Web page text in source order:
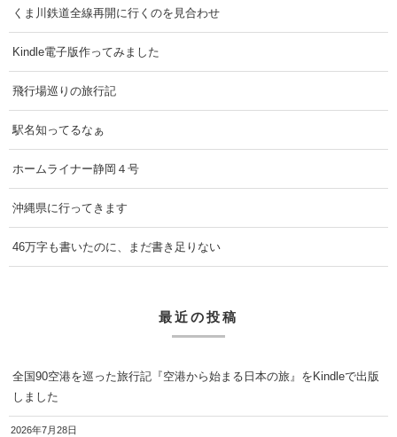
くま川鉄道全線再開に行くのを見合わせ
Kindle電子版作ってみました
飛行場巡りの旅行記
駅名知ってるなぁ
ホームライナー静岡４号
沖縄県に行ってきます
46万字も書いたのに、まだ書き足りない
最近の投稿
全国90空港を巡った旅行記『空港から始まる日本の旅』をKindleで出版
しました
2026年7月28日